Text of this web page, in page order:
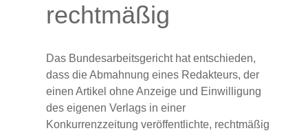
rechtmäßig
Das Bundesarbeitsgericht hat entschieden,
dass die Abmahnung eines Redakteurs, der
einen Artikel ohne Anzeige und Einwilligung
des eigenen Verlags in einer
Konkurrenzzeitung veröffentlichte, rechtmäßig